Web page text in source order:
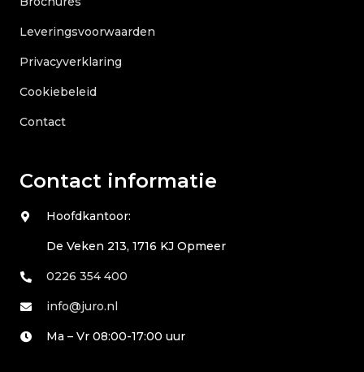
Leveringsvoorwaarden
Privacyverklaring
Cookiebeleid
Contact
Contact informatie
Hoofdkantoor:
De Veken 213, 1716 KJ Opmeer
0226 354 400
info@juro.nl
Ma – Vr 08:00-17:00 uur